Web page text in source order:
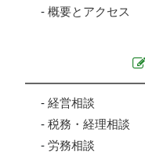
- 概要とアクセス
- 経営相談
- 税務・経理相談
- 労務相談